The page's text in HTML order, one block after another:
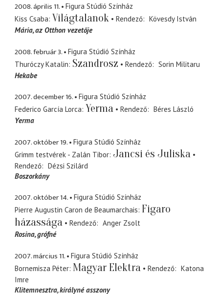
2008. április 11.
Figura Stúdió Színház
Kiss Csaba Világtalanok Rendező
Kövesdy István
Mária az Otthon vezetője
2008. február 3.
Figura Stúdió Színház
Thuróczy Katalin Szandrosz Rendező
Sorin Militaru
Hekabe
2007. december 16.
Figura Stúdió Színház
Federico García Lorca Yerma Rendező
Béres László
Yerma
2007. október 19.
Figura Stúdió Színház
Grimm testvérek - Zalán Tibor Jancsi és Juliska
Rendező
Dézsi Szilárd
Boszorkány
2007. október 14.
Figura Stúdió Színház
Pierre Augustin Caron de Beaumarchais Figaro
házassága
Rendező
Anger Zsolt
Rosina grófné
2007. március 11.
Figura Stúdió Színház
Bornemisza Péter Magyar Elektra Rendező
Katona
Imre
Klitemnesztra királyné asszony